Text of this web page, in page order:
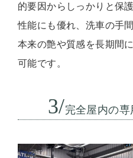
的要因からしっかりと保
性能にも優れ、洗車の手
本来の艶や質感を長期間
可能です。
3/完全屋内の